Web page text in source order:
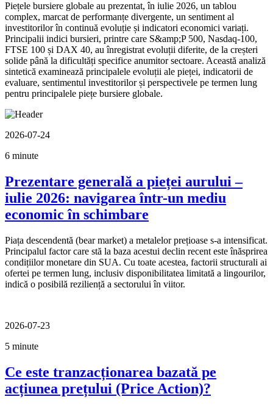
Piețele bursiere globale au prezentat, în iulie 2026, un tablou
complex, marcat de performanțe divergente, un sentiment al
investitorilor în continuă evoluție și indicatori economici variați.
Principalii indici bursieri, printre care S&amp;P 500, Nasdaq-100,
FTSE 100 și DAX 40, au înregistrat evoluții diferite, de la creșteri
solide până la dificultăți specifice anumitor sectoare. Această analiză
sintetică examinează principalele evoluții ale pieței, indicatorii de
evaluare, sentimentul investitorilor și perspectivele pe termen lung
pentru principalele piețe bursiere globale.
2026-07-24
6 minute
Prezentare generală a pieței aurului –
iulie 2026: navigarea într-un mediu
economic în schimbare
Piața descendentă (bear market) a metalelor prețioase s-a intensificat.
Principalul factor care stă la baza acestui declin recent este înăsprirea
condițiilor monetare din SUA. Cu toate acestea, factorii structurali ai
ofertei pe termen lung, inclusiv disponibilitatea limitată a lingourilor,
indică o posibilă reziliență a sectorului în viitor.
2026-07-23
5 minute
Ce este tranzacționarea bazată pe
acțiunea prețului (Price Action)?